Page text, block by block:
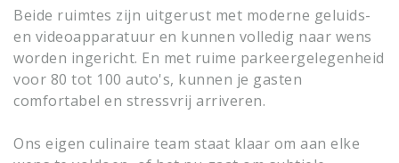
Beide ruimtes zijn uitgerust met moderne geluids-
en videoapparatuur en kunnen volledig naar wens
worden ingericht. En met ruime parkeergelegenheid
voor 80 tot 100 auto's, kunnen je gasten
comfortabel en stressvrij arriveren.
Ons eigen culinaire team staat klaar om aan elke